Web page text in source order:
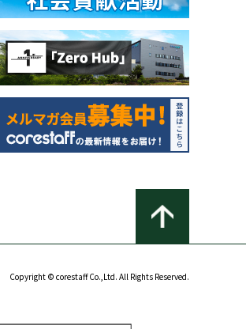
Copyright © corestaff Co.,Ltd. All Rights Reserved.